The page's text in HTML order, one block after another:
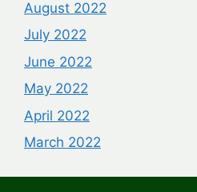
August 2022
July 2022
June 2022
May 2022
April 2022
March 2022